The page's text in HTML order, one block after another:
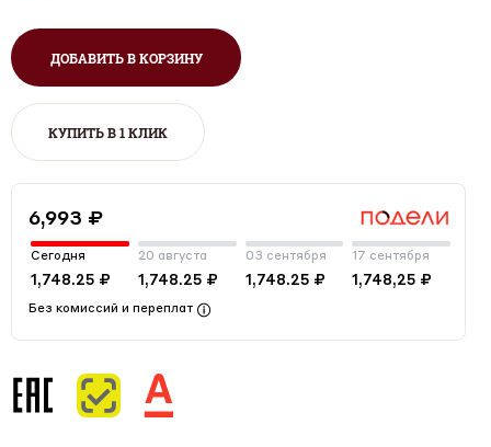
ДОБАВИТЬ В КОРЗИНУ
КУПИТЬ В 1 КЛИК
6,993 ₽
Сегодня
1,748.25 ₽
20 августа
1,748.25 ₽
03 сентября
1,748.25 ₽
17 сентября
1,748,25 ₽
Без комиссий и переплат